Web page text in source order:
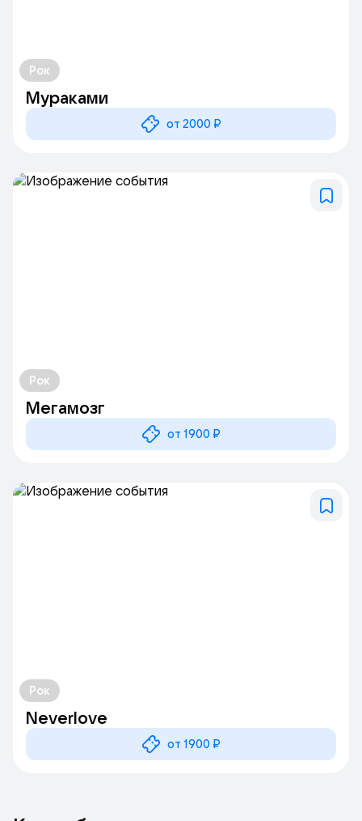
Рок
Мураками
от 2000 ₽
Рок
Мегамозг
от 1900 ₽
Рок
Neverlove
от 1900 ₽